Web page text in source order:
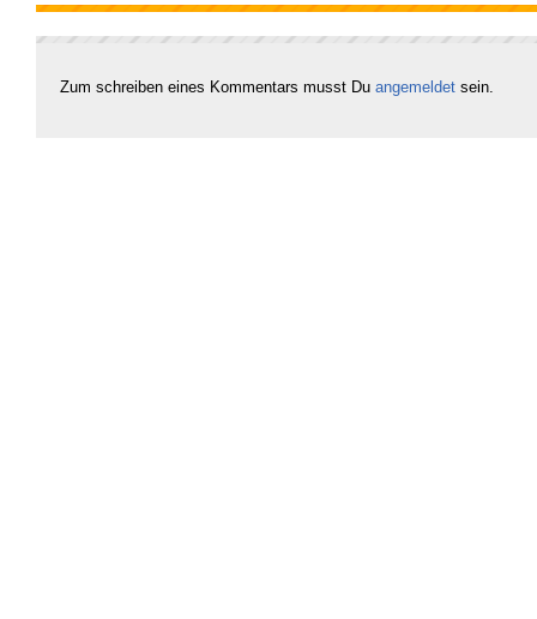
Zum schreiben eines Kommentars musst Du angemeldet sein.